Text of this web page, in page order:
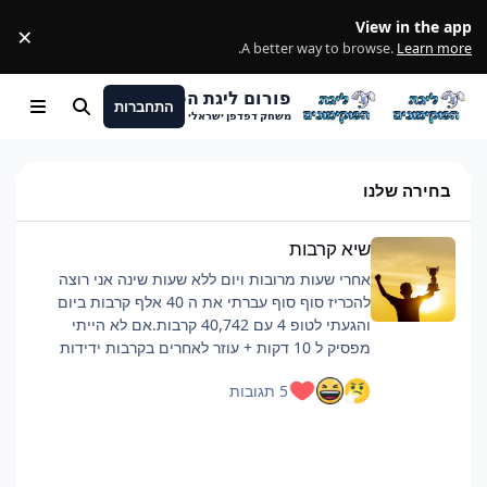
View in the app
A better way to browse. Learn more
.
×
פורום ליגת הפוקימונים
משחק דפדפן ישראלי
התחברות חיפוש Menu
בחירה שלנו
שיא קרבות
אחרי שעות מרובות ויום ללא שעות שינה אני רוצה
להכריז סוף סוף עברתי את ה 40 אלף קרבות ביום
והגעתי לטופ 4 עם 40,742 קרבות.אם לא הייתי
מפסיק ל 10 דקות + עוזר לאחרים בקרבות ידידות
שזה היה קשה וגמר לי את החיים, אבל אם אתם כבר
5 תגובות